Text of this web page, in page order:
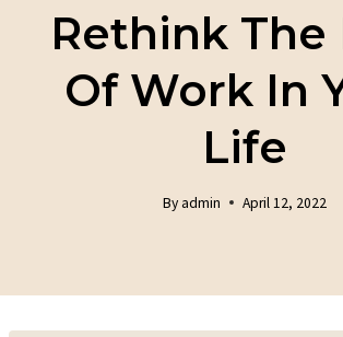
Rethink The
Of Work In
Life
Byadmin April 12, 2022